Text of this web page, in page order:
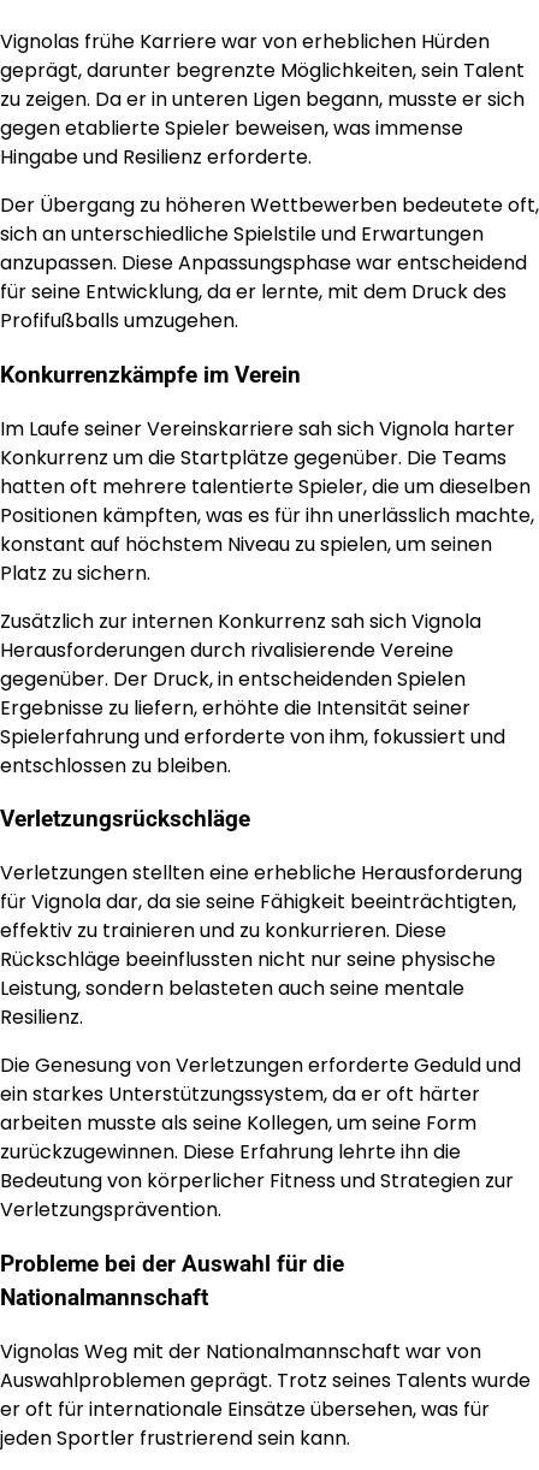
Vignolas frühe Karriere war von erheblichen Hürden
geprägt, darunter begrenzte Möglichkeiten, sein Talent
zu zeigen. Da er in unteren Ligen begann, musste er sich
gegen etablierte Spieler beweisen, was immense
Hingabe und Resilienz erforderte.
Der Übergang zu höheren Wettbewerben bedeutete oft,
sich an unterschiedliche Spielstile und Erwartungen
anzupassen. Diese Anpassungsphase war entscheidend
für seine Entwicklung, da er lernte, mit dem Druck des
Profifußballs umzugehen.
Konkurrenzkämpfe im Verein
Im Laufe seiner Vereinskarriere sah sich Vignola harter
Konkurrenz um die Startplätze gegenüber. Die Teams
hatten oft mehrere talentierte Spieler, die um dieselben
Positionen kämpften, was es für ihn unerlässlich machte,
konstant auf höchstem Niveau zu spielen, um seinen
Platz zu sichern.
Zusätzlich zur internen Konkurrenz sah sich Vignola
Herausforderungen durch rivalisierende Vereine
gegenüber. Der Druck, in entscheidenden Spielen
Ergebnisse zu liefern, erhöhte die Intensität seiner
Spielerfahrung und erforderte von ihm, fokussiert und
entschlossen zu bleiben.
Verletzungsrückschläge
Verletzungen stellten eine erhebliche Herausforderung
für Vignola dar, da sie seine Fähigkeit beeinträchtigten,
effektiv zu trainieren und zu konkurrieren. Diese
Rückschläge beeinflussten nicht nur seine physische
Leistung, sondern belasteten auch seine mentale
Resilienz.
Die Genesung von Verletzungen erforderte Geduld und
ein starkes Unterstützungssystem, da er oft härter
arbeiten musste als seine Kollegen, um seine Form
zurückzugewinnen. Diese Erfahrung lehrte ihn die
Bedeutung von körperlicher Fitness und Strategien zur
Verletzungsprävention.
Probleme bei der Auswahl für die
Nationalmannschaft
Vignolas Weg mit der Nationalmannschaft war von
Auswahlproblemen geprägt. Trotz seines Talents wurde
er oft für internationale Einsätze übersehen, was für
jeden Sportler frustrierend sein kann.